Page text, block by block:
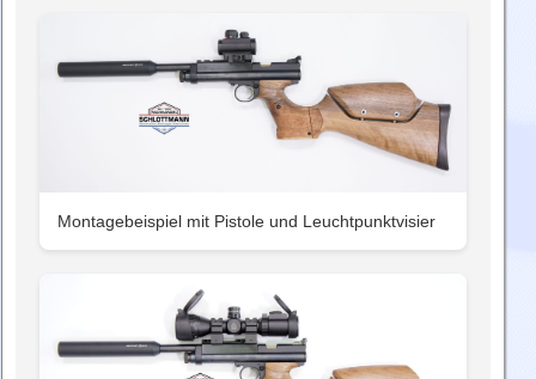
Montagebeispiel mit Pistole und Leuchtpunktvisier